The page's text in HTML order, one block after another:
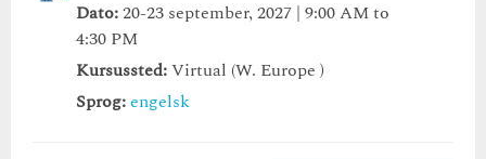
Dato:20-23 september, 2027 | 9:00 AM to
4:30 PM
Kursussted:Virtual (W. Europe )
Sprog:engelsk